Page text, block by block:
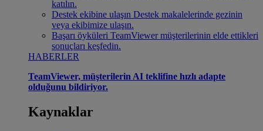
katılın.
Destek ekibine ulaşın Destek makalelerinde gezinin
veya ekibimize ulaşın.
Başarı öyküleri TeamViewer müşterilerinin elde ettikleri
sonuçları keşfedin.
HABERLER
TeamViewer, müşterilerin AI teklifine hızlı adapte
olduğunu bildiriyor.
Kaynaklar